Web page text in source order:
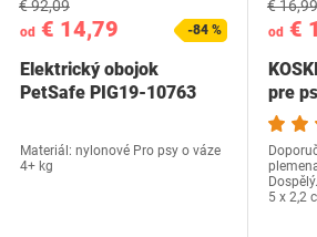
od € 14,79
€ 92,09
-84 %
Elektrický obojok
PetSafe PIG19-10763
Materiál: nylonové Pro psy o váze
4+ kg
od €
€ 16,99
pre
LED
5 x 2,2